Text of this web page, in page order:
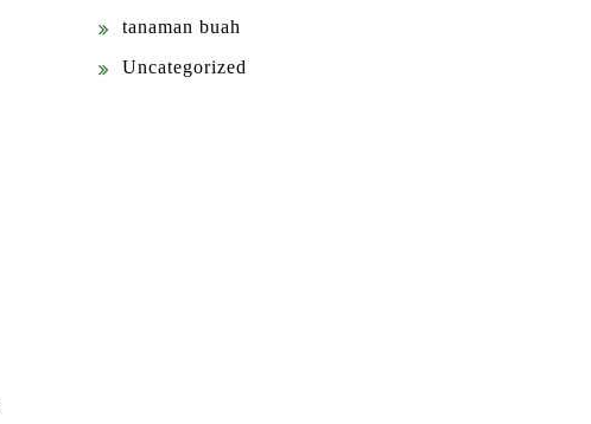
tanaman buah
Uncategorized